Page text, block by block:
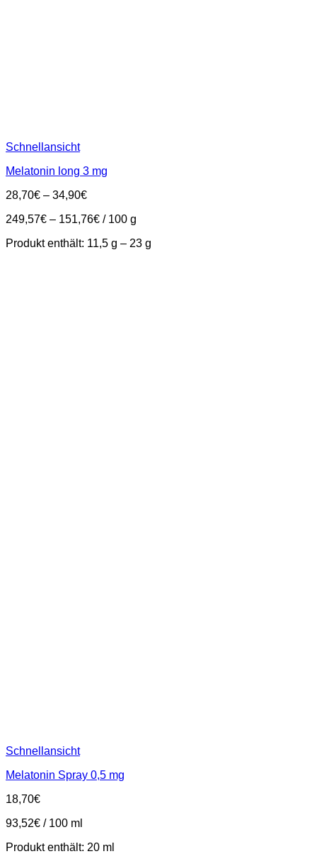
Schnellansicht
Melatonin long 3 mg
28,70€ – 34,90€
249,57€ – 151,76€ / 100 g
Produkt enthält: 11,5 g – 23 g
Schnellansicht
Melatonin Spray 0,5 mg
18,70€
93,52€ / 100 ml
Produkt enthält: 20 ml